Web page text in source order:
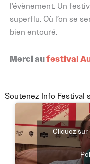
l’évènement. Un
superflu. Où l’on se
bien entouré.
Merci aufestival
Cliquez
Soutenez Info Festival